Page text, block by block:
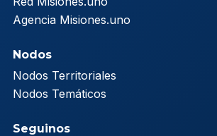
Agencia Misiones.uno
Nodos
Nodos Territoriales
Nodos Temáticos
Seguinos